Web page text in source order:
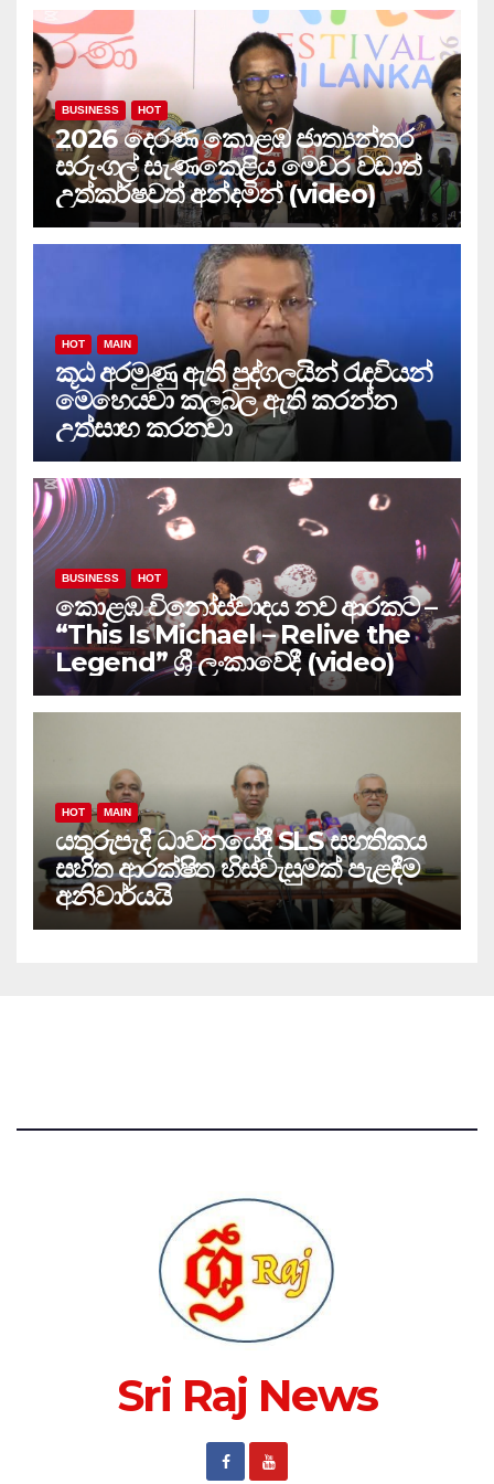
BUSINESS HOT
2026 දෙරණ කොළඹ ජාත්‍යන්තර
සරුංගල් සැණකෙළිය මෙවර වඩාත්
උත්කර්ෂවත් අන්දමින් (video)
HOT MAIN
කූඨ අරමුණු ඇති පුද්ගලයින් රැඳවියන්
මෙහෙයවා කලබල ඇති කරන්න
උත්සාහ කරනවා
BUSINESS HOT
කොළඹ විනෝස්වාදය නව ආරකට –
“This Is Michael – Relive the
Legend” ශ්‍රී ලංකාවේදී (video)
HOT MAIN
යතුරුපැදි ධාවනයේදී SLS සහතිකය
සහිත ආරක්ෂිත හිස්වැසුමක් පැළඳීම
අනිවාර්යයි
Sri Raj News